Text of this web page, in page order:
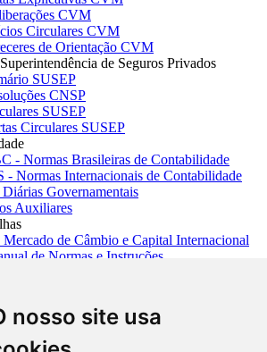
nosso site usa
CVM
Circulares CVM
de Orientação CVM
de Seguros Privados
SUSEP
CNSP
SUSEP
Circulares SUSEP
- Normas Brasileiras de Contabilidade
- Normas Internacionais de Contabilidade
Diárias Governamentais
Auxiliares
de Câmbio e Capital Internacional
de Normas e Instruções
de Títulos e Valores Mobiliários
de Crédito Rural
Manual de Organização do SFN
de Supervisão Bancária
de Documentos